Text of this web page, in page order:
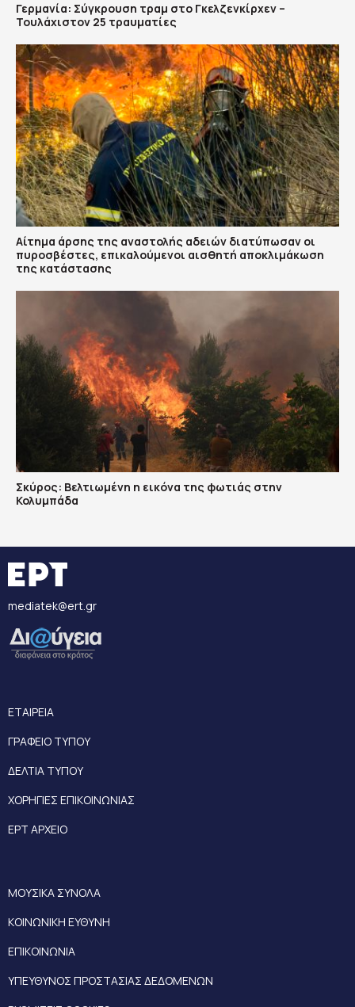
Γερμανία: Σύγκρουση τραμ στο Γκελζενκίρχεν –
Τουλάχιστον 25 τραυματίες
Αίτημα άρσης της αναστολής αδειών διατύπωσαν οι
πυροσβέστες, επικαλούμενοι αισθητή αποκλιμάκωση
της κατάστασης
Σκύρος: Βελτιωμένη η εικόνα της φωτιάς στην
Κολυμπάδα
mediatek@ert.gr
ΕΤΑΙΡΕΙΑ
ΓΡΑΦΕΙΟ ΤΥΠΟΥ
ΔΕΛΤΙΑ ΤΥΠΟΥ
ΧΟΡΗΓΙΕΣ ΕΠΙΚΟΙΝΩΝΙΑΣ
ΕΡΤ ΑΡΧΕΙΟ
ΜΟΥΣΙΚΑ ΣΥΝΟΛΑ
ΚΟΙΝΩΝΙΚΗ ΕΥΘΥΝΗ
ΕΠΙΚΟΙΝΩΝΙΑ
ΥΠΕΥΘΥΝΟΣ ΠΡΟΣΤΑΣΙΑΣ ΔΕΔΟΜΕΝΩΝ